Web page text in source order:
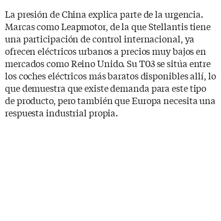
La presión de China explica parte de la urgencia.
Marcas como Leapmotor, de la que Stellantis tiene
una participación de control internacional, ya
ofrecen eléctricos urbanos a precios muy bajos en
mercados como Reino Unido. Su T03 se sitúa entre
los coches eléctricos más baratos disponibles allí, lo
que demuestra que existe demanda para este tipo
de producto, pero también que Europa necesita una
respuesta industrial propia.